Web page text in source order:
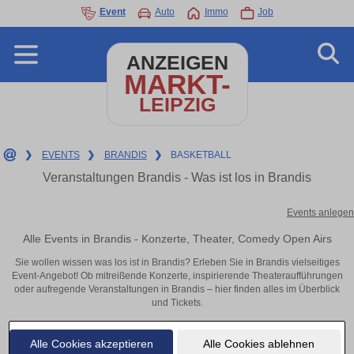
Alle Cookies akzeptieren Alle Cookies ablehnen
Event Auto Immo Job
ANZEIGEN
MARKT-
LEIPZIG
❯ EVENTS ❯ BRANDIS ❯ BASKETBALL
Veranstaltungen Brandis - Was ist los in Brandis
Events anlegen
Alle Events in Brandis - Konzerte, Theater, Comedy Open Airs
Sie wollen wissen was los ist in Brandis? Erleben Sie in Brandis vielseitiges
Event-Angebot! Ob mitreißende Konzerte, inspirierende Theateraufführungen
oder aufregende Veranstaltungen in Brandis – hier finden alles im Überblick
und Tickets.